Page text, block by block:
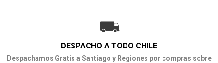
DESPACHO A TODO CHILE
Despachamos Gratis a Santiago y Regiones por compras sobre